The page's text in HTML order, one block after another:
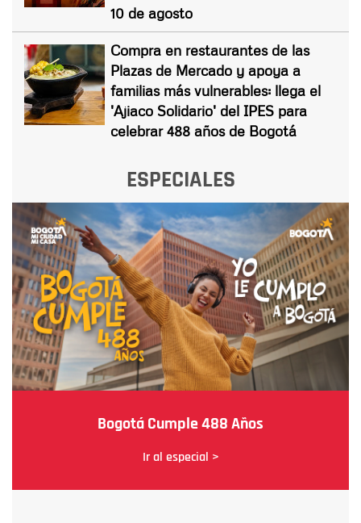
10 de agosto
Compra en restaurantes de las
Plazas de Mercado y apoya a
familias más vulnerables: llega el
'Ajiaco Solidario' del IPES para
celebrar 488 años de Bogotá
ESPECIALES
Bogotá Cumple 488 Años
Ir al especial >